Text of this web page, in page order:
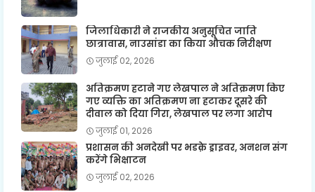
जिलाधिकारी ने राजकीय अनुसूचित जाति
छात्रावास, नाउसांडा का किया औचक निरीक्षण
जुलाई 02, 2026
अतिक्रमण हटाने गए लेखपाल ने अतिक्रमण किए
गए व्यक्ति का अतिक्रमण ना हटाकर दूसरे की
दीवाल को दिया गिरा, लेखपाल पर लगा आरोप
जुलाई 01, 2026
प्रशासन की अनदेखी पर भडक़े ड्राइवर, अनशन संग
करेंगे भिक्षाटन
जुलाई 02, 2026